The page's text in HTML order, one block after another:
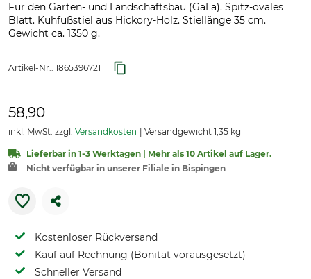
Für den Garten- und Landschaftsbau (GaLa). Spitz-ovales
Blatt. Kuhfußstiel aus Hickory-Holz. Stiellänge 35 cm.
Gewicht ca. 1350 g.
Artikel-Nr.: 1865396721
58,90
inkl. MwSt. zzgl. Versandkosten Versandgewicht 1,35 kg
Lieferbar in 1-3 Werktagen | Mehr als 10 Artikel auf Lager.
Nicht verfügbar in unserer Filiale in Bispingen
Kostenloser Rückversand
Kauf auf Rechnung (Bonität vorausgesetzt)
Schneller Versand